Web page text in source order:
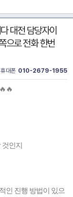
대전 담당자이
으로 전화 한번
휴대폰 010-2679-1955
인지
인 진행 방법이 있으